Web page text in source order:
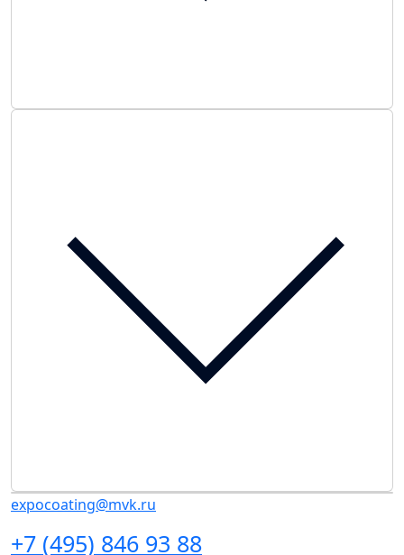
expocoating@mvk.ru
+7 (495) 846 93 88